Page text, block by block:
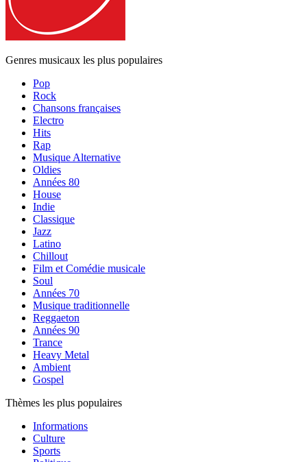
Genres musicaux les plus populaires
Pop
Rock
Chansons françaises
Electro
Hits
Rap
Musique Alternative
Oldies
Années 80
House
Indie
Classique
Jazz
Latino
Chillout
Film et Comédie musicale
Soul
Années 70
Musique traditionnelle
Reggaeton
Années 90
Trance
Heavy Metal
Ambient
Gospel
Thèmes les plus populaires
Informations
Culture
Sports